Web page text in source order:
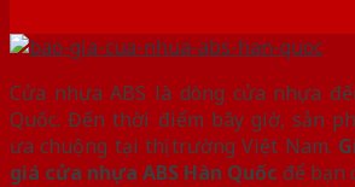
Cửa nhựa ABS là dòng cửa nhựa
Quốc. Đến thời điểm bây giờ, sản
ưa chuộng tại thị trường Việt Nam.
giá cửa nhựa ABS Hàn Quốc để bạn